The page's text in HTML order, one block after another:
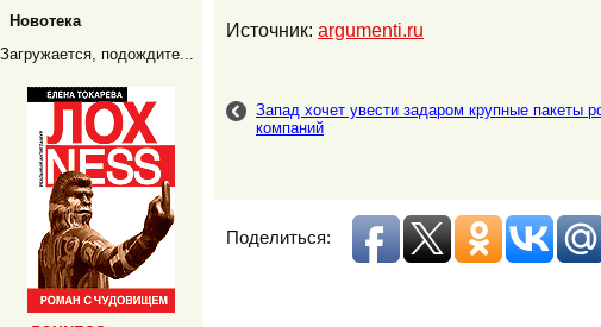
Источник: argumenti.ru
Запад хочет увести задаром крупные пакеты
компаний
Поделиться:
Новотека
Загружается, подождите...